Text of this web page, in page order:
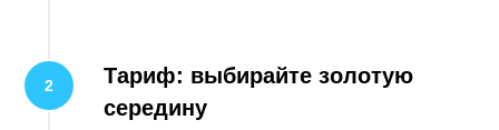
Тариф: выбирайте золотую
середину